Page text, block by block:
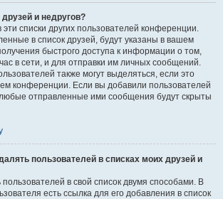
и недругов?
списки других пользователей конференции.
в список друзей, будут указаны в вашем
быстрого доступа к информации о том,
в сети, и для отправки им личных сообщений.
также могут выделяться, если это
конференции. Если вы добавили пользователей
любые отправленные ими сообщения будут скрыты
пользователей в списках моих друзей и
в свой список двумя способами. В
есть ссылка для его добавления в список